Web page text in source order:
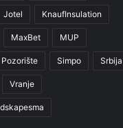
Jotel KnaufInsulation
MaxBet MUP
Pozorište Simpo Srbija
Vranje